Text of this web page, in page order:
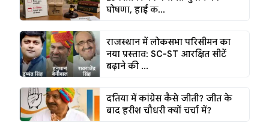
घोषणा, हाई क...
राजस्थान में लोकसभा परिसीमन का
नया प्रस्ताव: SC-ST आरक्षित सीटें
बढ़ाने की ...
दतिया में कांग्रेस कैसे जीती? जीत के
बाद हरीश चौधरी क्यों चर्चा में?